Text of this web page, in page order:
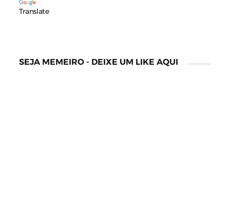
Translate
SEJA MEMEIRO - DEIXE UM LIKE AQUI